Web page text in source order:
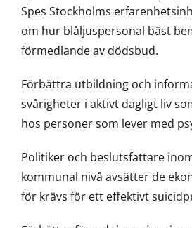
Spes Stockholms
om hur blåljuspersonal bäst
förmedlande av dödsbud.
Förbättra utbildning och
svårigheter i aktivt dagligt liv
hos personer som lever med
Politiker och beslutsfattare
kommunal nivå avsätter de
för krävs för ett effektivt